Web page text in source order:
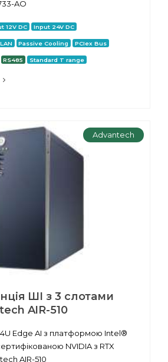
AO
12V DC Input 24V DC
LAN Passive Cooling PCIex Bus
RS485 Standard T range
Advantech
ШІ з 3 слотами
AIR-510
4U Edge AI з платформою Intel®
NVIDIA з RTX
AIR-510